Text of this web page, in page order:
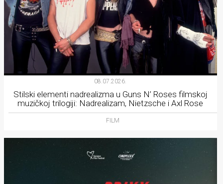
08.07.2026.
Stilski elementi nadrealizma u Guns N’ Roses filmskoj
muzičkoj trilogiji: Nadrealizam, Nietzsche i Axl Rose
FILM